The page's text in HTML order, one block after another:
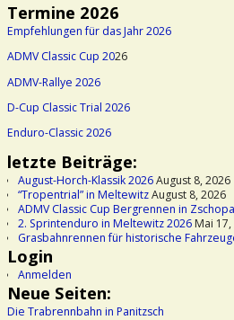
Termine 2026
Empfehlungen für das Jahr 2026
ADMV Classic Cup 2026
ADMV-Rallye 2026
D-Cup Classic Trial 2026
Enduro-Classic 2026
letzte Beiträge:
August-Horch-Klassik 2026August 8, 2026
“Tropentrial” in MeltewitzAugust 8, 2026
ADMV Classic Cup Bergrennen in
2. Sprintenduro in Meltewitz 2026Mai
Grasbahnrennen für historische
Login
Anmelden
Neue Seiten:
Die Trabrennbahn in Panitzsch